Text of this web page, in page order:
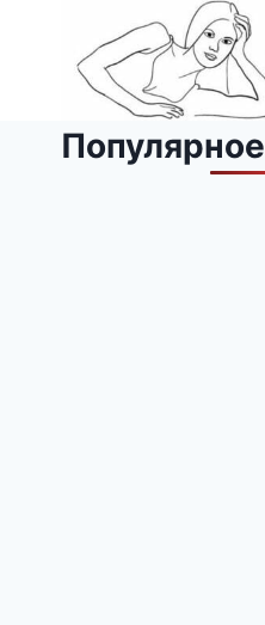
содержимому
Популярное